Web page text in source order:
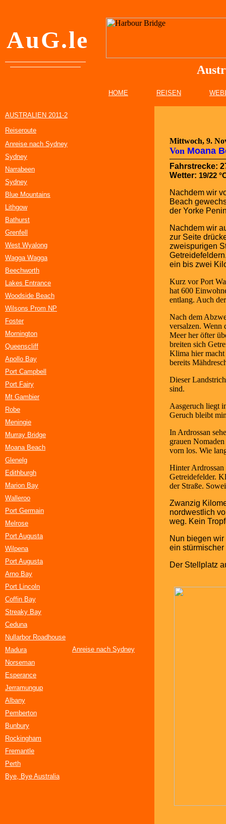
AuG.le
HOME REISEN
AUSTRALIEN 2011-2
Reiseroute
Anreise nach Sydney
Sydney
Narrabeen
Sydney
Blue Mountains
Lithgow
Bathurst
Grenfell
West Wyalong
Wagga Wagga
Beechworth
Lakes Entrance
Woodside Beach
Wilsons Prom NP
Foster
Mornington
Queenscliff
Apollo Bay
Port Campbell
Port Fairy
Mt Gambier
Robe
Meningie
Murray Bridge
Moana Beach
Glenelg
Edithburgh
Marion Bay
Walleroo
Port Germain
Melrose
Port Augusta
Wilpena
Port Augusta
Arno Bay
Port Lincoln
Coffin Bay
Streaky Bay
Ceduna
Nullarbor Roadhouse
Anreise nach Sydney
Madura
Norseman
Esperance
Jerramungup
Albany
Pemberton
Bunbury
Rockingham
Fremantle
Perth
Bye, Bye Australia
Mittwoch, 9.
Von Moana
Fahrstrecke:
Wetter: 19/22
Nachdem wir
Beach
der Yorke
Nachdem wir
zur Seite
zweispurigen
ein bis zwei
Kurz vor Port
hat 600
entlang. Auch
Nach dem
versalzen. Wenn
Meer her öfter
breiten sich
Klima hier macht
bereits
Dieser
sind.
Aasgeruch liegt
Geruch bleibt
In Ardrossan
grauen
vorn los. Wie
Hinter
Getreidefelder.
der Straße.
Zwanzig
nordwestlich
weg. Kein
Nun biegen
ein
Der Stellplatz